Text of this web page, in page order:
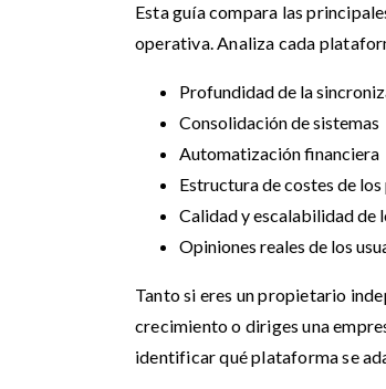
Esta guía compara las
operativa. Analiza cada
Profundidad de la
Consolidación de sistemas
Automatización financiera
Estructura de costes de los
Calidad y escalabilidad de
Opiniones reales de los
Tanto si eres un propietario
crecimiento o diriges una
identificar qué plataforma se